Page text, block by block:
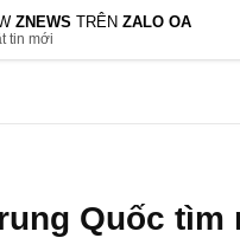
ZNEWS TRÊNZALO OA
tin mới
Quốc tìm